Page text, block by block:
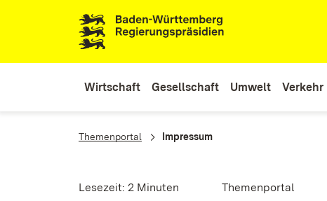
Wirtschaft Gesellschaft Umwelt
You are here:
Themenportal Impressum
Lesezeit: 2 Minuten Themenportal